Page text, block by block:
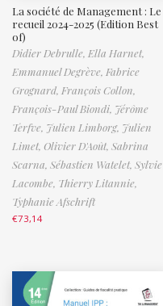
La société de Management : Le
recueil 2024-2025 (Edition Best
of)
Didier Debrulle, Ella Harnet,
Emmanuel Degrève, Fabrice
Grognard, François Collon,
François-Paul Biondi, Jérôme
Terfve, Julien Limborg, Julien
Limet, Olivier D'Août, Sabrina
Scarna, Sébastien Watelet, Sylvie
Lacombe, Thierry Litannie,
Typhanie Afschrift
€73,14